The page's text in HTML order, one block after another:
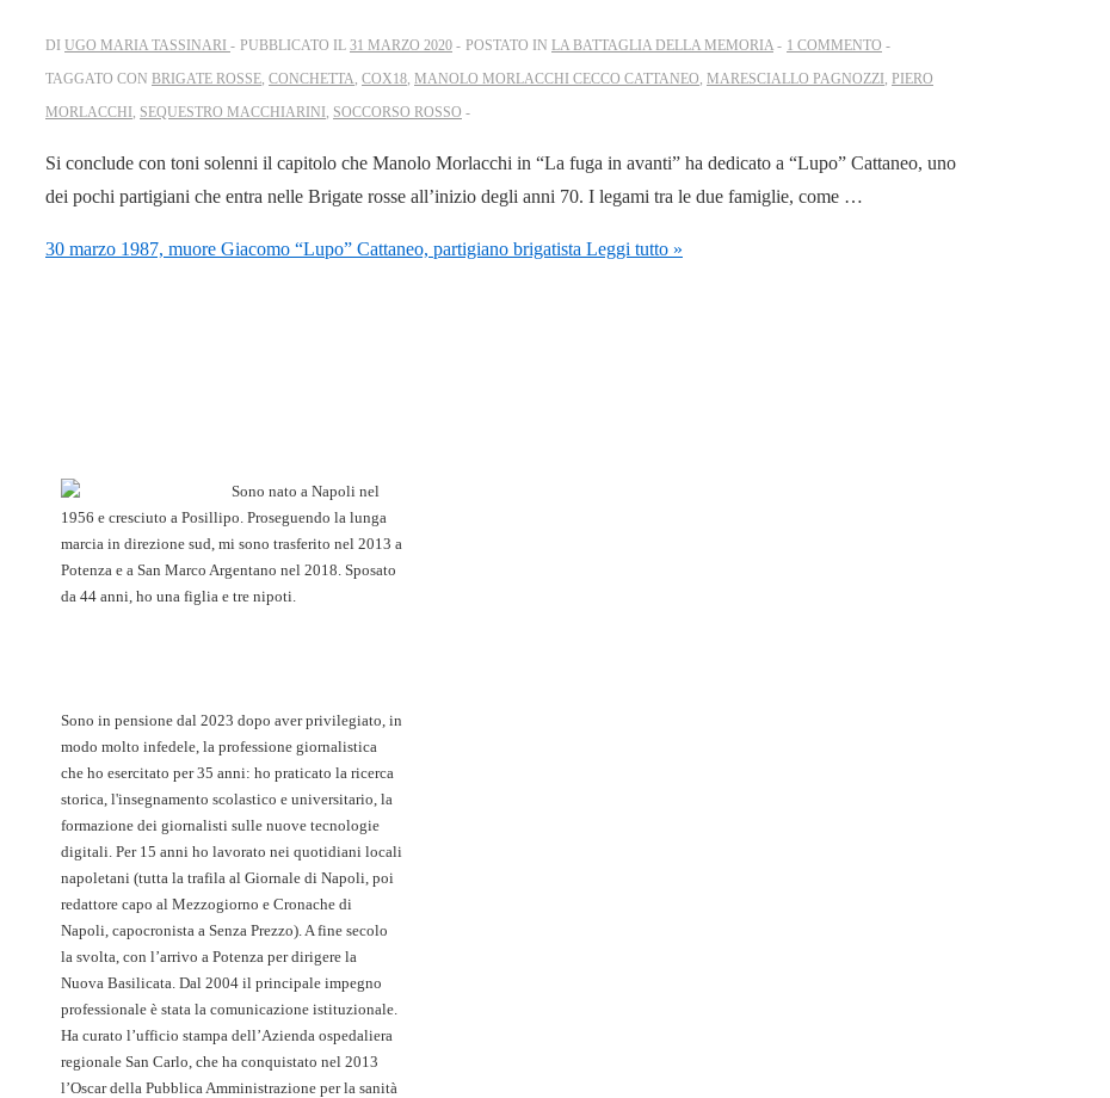
DI UGO MARIA TASSINARI PUBBLICATO IL 31 MARZO 2020 POSTATO IN LA BATTAGLIA DELLA MEMORIA
1 COMMENTO
TAGGATO CON BRIGATE ROSSE CONCHETTA COX18 MANOLO MORLACCHI CECCO CATTANEO MARESCIALLO PAGNOZZI PIERO
MORLACCHI SEQUESTRO MACCHIARINI SOCCORSO ROSSO
Si conclude con toni solenni il capitolo che Manolo Morlacchi in “La fuga in avanti” ha dedicato a “Lupo” Cattaneo, uno
dei pochi partigiani che entra nelle Brigate rosse all’inizio degli anni 70. I legami tra le due famiglie, come …
30 marzo 1987, muore Giacomo “Lupo” Cattaneo, partigiano brigatista Leggi tutto »
Sono nato a Napoli nel
1956 e cresciuto a Posillipo. Proseguendo la lunga
marcia in direzione sud, mi sono trasferito nel 2013 a
Potenza e a San Marco Argentano nel 2018. Sposato
da 44 anni, ho una figlia e tre nipoti.
Sono in pensione dal 2023 dopo aver privilegiato, in
modo molto infedele, la professione giornalistica
che ho esercitato per 35 anni: ho praticato la ricerca
storica, l'insegnamento scolastico e universitario, la
formazione dei giornalisti sulle nuove tecnologie
digitali. Per 15 anni ho lavorato nei quotidiani locali
napoletani (tutta la trafila al Giornale di Napoli, poi
redattore capo al Mezzogiorno e Cronache di
Napoli, capocronista a Senza Prezzo). A fine secolo
la svolta, con l’arrivo a Potenza per dirigere la
Nuova Basilicata. Dal 2004 il principale impegno
professionale è stata la comunicazione istituzionale.
Ha curato l’ufficio stampa dell’Azienda ospedaliera
regionale San Carlo, che ha conquistato nel 2013
l’Oscar della Pubblica Amministrazione per la sanità